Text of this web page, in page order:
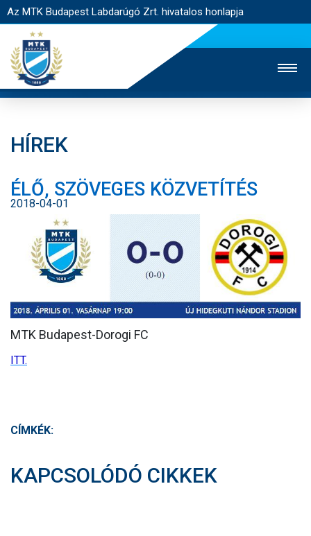
Az MTK Budapest Labdarúgó Zrt. hivatalos honlapja
JEGYÉRTÉKESÍTÉS
WEBSHOP
STADION
EGYESÜLET
KAPCSOLAT
NYITÓLAP
HÍREK
CSAPATOK
MÉRKŐZÉSEK
HÍREK
ÉLŐ, SZÖVEGES KÖZVETÍTÉS
2018-04-01
MTK Budapest-Dorogi FC
ITT.
CÍMKÉK:
KAPCSOLÓDÓ CIKKEK